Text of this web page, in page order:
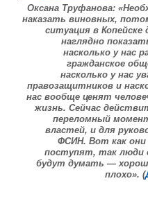
Оксана Труфанова:
наказать виновных,
ситуация в Копейске
наглядно
насколько у нас
гражданское
насколько у нас
правозащитников и
нас вообще ценят
жизнь. Сейчас
переломный
властей, и для
ФСИН. Вот как они
поступят, так люди
будут думать —
плохо». (